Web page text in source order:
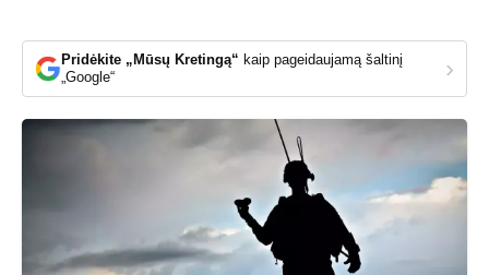
Pridėkite „Mūsų Kretingą“ kaip pageidaujamą šaltinį
„Google“
›